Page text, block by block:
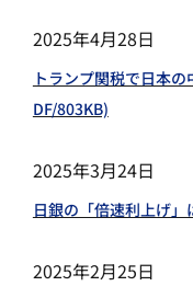
2025年4月28日
トランプ関税で日本
DF/803KB)
2025年3月24日
日銀の「倍速利上げ
2025年2月25日